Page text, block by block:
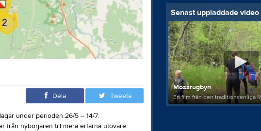
Dela Tweeta
under perioden 26/5 – 14/7.
från nybörjaren till mera erfarna utövare.
Senast uppladdade video
Mossrugbyn
En film från den traditionsenliga